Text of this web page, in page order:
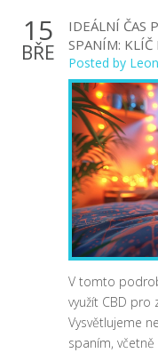
15
BŘE
IDEÁLNÍ ČAS
SPANÍM:
Posted by
V tomto
využít CBD pro
Vysvětlujeme
spaním,